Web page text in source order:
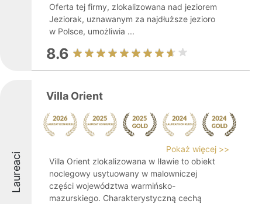
Oferta tej firmy, zlokalizowana nad jeziorem
Jeziorak, uznawanym za najdłuższe jezioro
w Polsce, umożliwia ...
8.6
Laureaci
Villa Orient
Pokaż więcej >>
Villa Orient zlokalizowana w Iławie to obiekt
noclegowy usytuowany w malowniczej
części województwa warmińsko-
mazurskiego. Charakterystyczną cechą